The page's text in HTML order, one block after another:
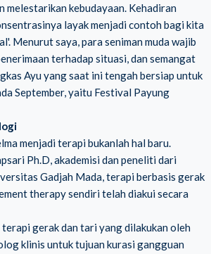
melestarikan kebudayaan. Kehadiran
layak menjadi contoh bagi kita
Menurut saya, para seniman muda wajib
terhadap situasi, dan semangat
Ayu yang saat ini tengah bersiap untuk
September, yaitu Festival Payung
menjadi terapi bukanlah hal baru.
Ph.D, akademisi dan peneliti dari
Gadjah Mada, terapi berbasis gerak
therapy sendiri telah diakui secara
terapi gerak dan tari yang dilakukan oleh
klinis untuk tujuan kurasi gangguan